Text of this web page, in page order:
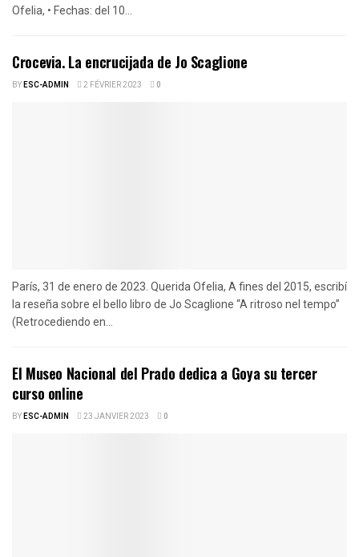
Ofelia, • Fechas: del 10...
Crocevia. La encrucijada de Jo Scaglione
BYESC-ADMIN 2 FÉVRIER 2023 0
París, 31 de enero de 2023. Querida Ofelia, A fines del 2015, escribí
la reseña sobre el bello libro de Jo Scaglione “A ritroso nel tempo”
(Retrocediendo en...
El Museo Nacional del Prado dedica a Goya su tercer
curso online
BYESC-ADMIN 23 JANVIER 2023 0